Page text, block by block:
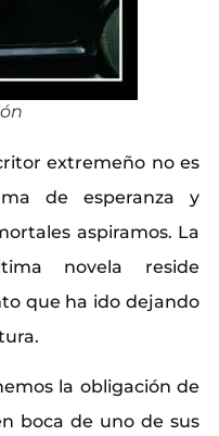
extremeño no es
de esperanza y
aspiramos. La
novela reside
que ha ido dejando
la obligación de
boca de uno de sus